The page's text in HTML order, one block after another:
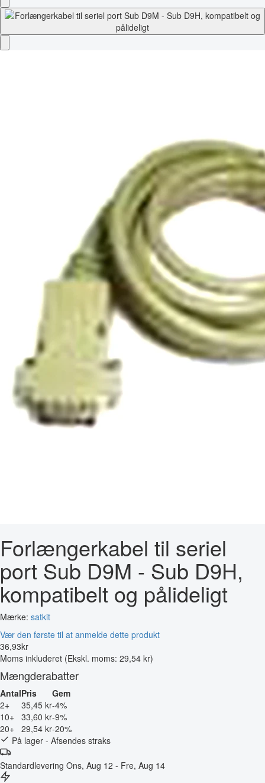
Forlængerkabel til seriel
port Sub D9M - Sub D9H,
kompatibelt og pålideligt
Mærke: satkit
Vær den første til at anmelde dette produkt
36,93kr
Moms inkluderet (Ekskl. moms: 29,54 kr)
Mængderabatter
AntalPris
Gem
2+
35,45 kr-4%
10+ 33,60 kr-9%
20+ 29,54 kr-20%
På lager - Afsendes straks
Standardlevering Ons, Aug 12 - Fre, Aug 14